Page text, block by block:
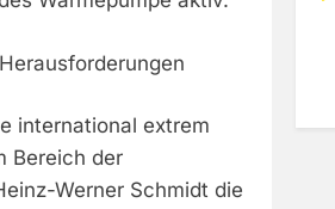
international extrem
Bereich der
Werner Schmidt die